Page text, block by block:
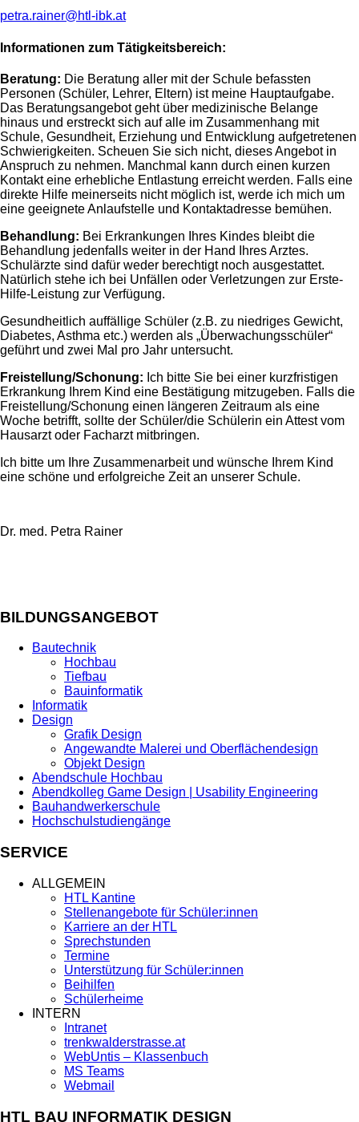
petra.rainer@htl-ibk.at
Informationen zum Tätigkeitsbereich:
Beratung: Die Beratung aller mit der Schule befassten
Personen (Schüler, Lehrer, Eltern) ist meine Hauptaufgabe.
Das Beratungsangebot geht über medizinische Belange
hinaus und erstreckt sich auf alle im Zusammenhang mit
Schule, Gesundheit, Erziehung und Entwicklung aufgetretenen
Schwierigkeiten. Scheuen Sie sich nicht, dieses Angebot in
Anspruch zu nehmen. Manchmal kann durch einen kurzen
Kontakt eine erhebliche Entlastung erreicht werden. Falls eine
direkte Hilfe meinerseits nicht möglich ist, werde ich mich um
eine geeignete Anlaufstelle und Kontaktadresse bemühen.
Behandlung: Bei Erkrankungen Ihres Kindes bleibt die
Behandlung jedenfalls weiter in der Hand Ihres Arztes.
Schulärzte sind dafür weder berechtigt noch ausgestattet.
Natürlich stehe ich bei Unfällen oder Verletzungen zur Erste-
Hilfe-Leistung zur Verfügung.
Gesundheitlich auffällige Schüler (z.B. zu niedriges Gewicht,
Diabetes, Asthma etc.) werden als „Überwachungsschüler“
geführt und zwei Mal pro Jahr untersucht.
Freistellung/Schonung: Ich bitte Sie bei einer kurzfristigen
Erkrankung Ihrem Kind eine Bestätigung mitzugeben. Falls die
Freistellung/Schonung einen längeren Zeitraum als eine
Woche betrifft, sollte der Schüler/die Schülerin ein Attest vom
Hausarzt oder Facharzt mitbringen.
Ich bitte um Ihre Zusammenarbeit und wünsche Ihrem Kind
eine schöne und erfolgreiche Zeit an unserer Schule.
Dr. med. Petra Rainer
BILDUNGSANGEBOT
Bautechnik
Hochbau
Tiefbau
Bauinformatik
Informatik
Design
Grafik Design
Angewandte Malerei und Oberflächendesign
Objekt Design
Abendschule Hochbau
Abendkolleg Game Design | Usability Engineering
Bauhandwerkerschule
Hochschulstudiengänge
SERVICE
ALLGEMEIN
HTL Kantine
Stellenangebote für Schüler:innen
Karriere an der HTL
Sprechstunden
Termine
Unterstützung für Schüler:innen
Beihilfen
Schülerheime
INTERN
Intranet
trenkwalderstrasse.at
WebUntis – Klassenbuch
MS Teams
Webmail
HTL BAU INFORMATIK DESIGN